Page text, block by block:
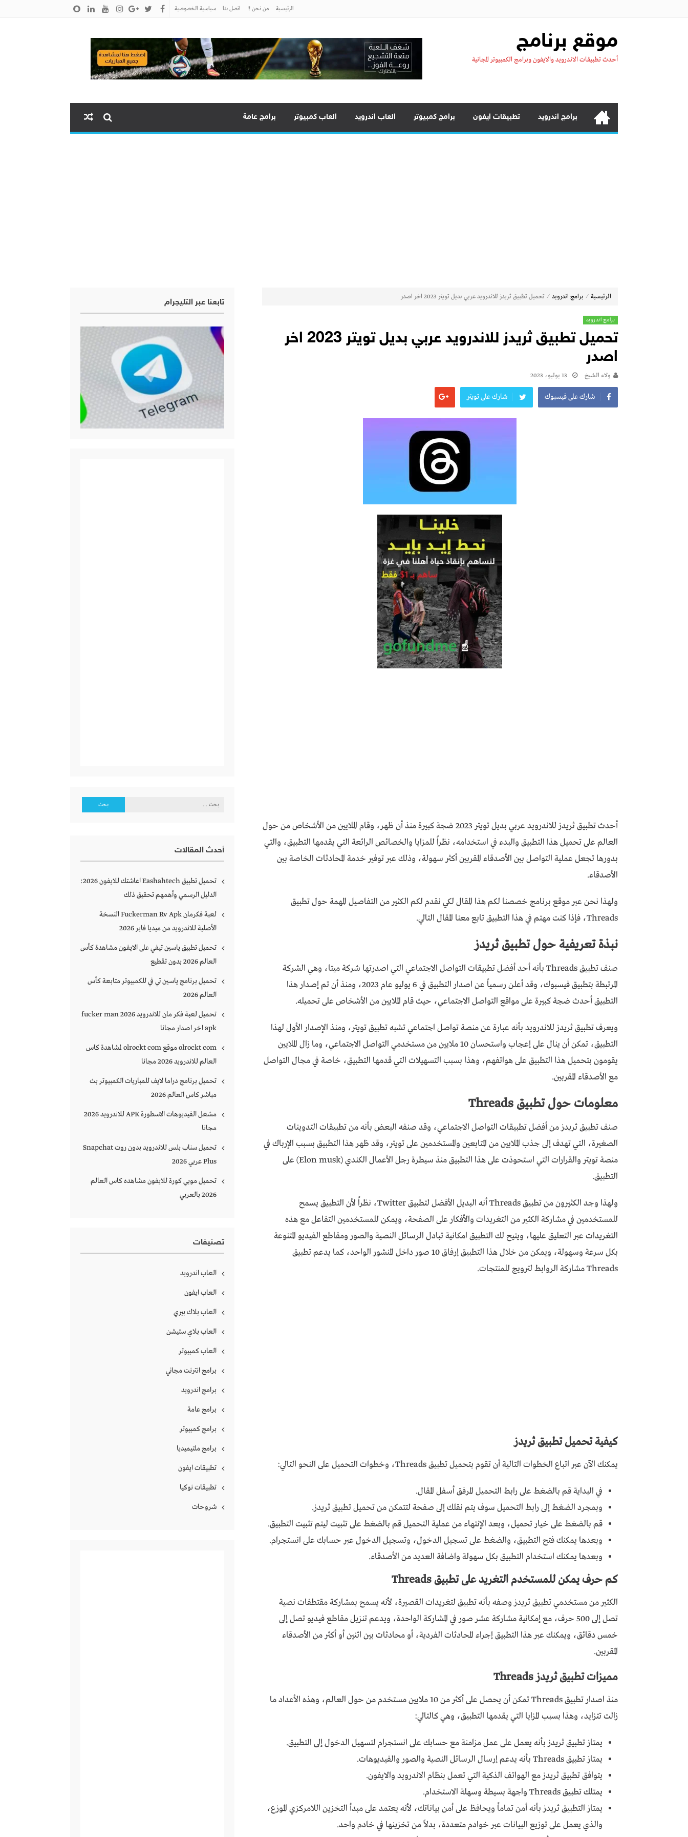
الرئيسية من نحن !! اتصل بنا سياسية الخصوصية
موقع برنامج
أحدث تطبيقات الاندرويد والايفون وبرامج الكمبيوتر المجانية
برامج اندرويد تطبيقات ايفون برامج كمبيوتر العاب اندرويد العاب كمبيوتر برامج عامة
الرئيسية ⁄ برامج اندرويد ⁄ تحميل تطبيق ثريدز للاندرويد عربي بديل تويتر 2023 اخر اصدر
برامج اندرويد
تحميل تطبيق ثريدز للاندرويد عربي بديل تويتر 2023 اخر
اصدر
ولاء الشيخ 13 يوليو، 2023
شارك على فيسبوك شارك على تويتر
أحدث تطبيق ثريدز للاندرويد عربي بديل تويتر 2023 ضجة كبيرة منذ أن ظهر، وقام الملايين من الأشخاص من حول
العالم على تحميل هذا التطبيق والبدء في استخدامه، نظراً للمزايا والخصائص الرائعة التي يقدمها التطبيق، والتي
بدورها تجعل عملية التواصل بين الأصدقاء المقربين أكثر سهولة، وذلك عبر توفير خدمة المحادثات الخاصة بين
الأصدقاء.
ولهذا نحن عبر موقع برنامج خصصنا لكم هذا المقال لكي نقدم لكم الكثير من التفاصيل المهمة حول تطبيق
Threads، فإذا كنت مهتم في هذا التطبيق تابع معنا المقال التالي.
نبذة تعريفية حول تطبيق ثريدز
صنف تطبيق Threads بأنه أحد أفضل تطبيقات التواصل الاجتماعي التي اصدرتها شركة ميتا، وهي الشركة
المرتبطة بتطبيق فيسبوك، وقد أعلن رسمياً عن اصدار التطبيق في 6 يوليو عام 2023، ومنذ أن تم إصدار هذا
التطبيق أحدث ضجة كبيرة على مواقع التواصل الاجتماعي، حيث قام الملايين من الأشخاص على تحميله.
ويعرف تطبيق ثريدز للاندرويد بأنه عبارة عن منصة تواصل اجتماعي تشبه تطبيق تويتر، ومنذ الإصدار الأول لهذا
التطبيق، تمكن أن ينال على إعجاب واستحسان 10 ملايين من مستخدمي التواصل الاجتماعي، وما زال الملايين
يقومون بتحميل هذا التطبيق على هواتفهم، وهذا بسبب التسهيلات التي قدمها التطبيق، خاصة في مجال التواصل
مع الأصدقاء المقربين.
معلومات حول تطبيق Threads
صنف تطبيق ثريدز من أفضل تطبيقات التواصل الاجتماعي، وقد صنفه البعض بأنه من تطبيقات التدوينات
الصغيرة، التي تهدف إلى جذب الملايين من المتابعين والمستخدمين على تويتر، وقد ظهر هذا التطبيق بسبب الإرباك في
منصة تويتر والقرارات التي استحوذت على هذا التطبيق منذ سيطرة رجل الأعمال الكندي (Elon musk) على
التطبيق.
ولهذا وجد الكثيرون من تطبيق Threads أنه البديل الأفضل لتطبيق Twitter، نظراً لأن التطبيق يسمح
للمستخدمين في مشاركة الكثير من التغريدات والأفكار على الصفحة، ويمكن للمستخدمين التفاعل مع هذه
التغريدات عبر التعليق عليها، ويتيح لك التطبيق امكانية تبادل الرسائل النصية والصور ومقاطع الفيديو المتنوعة
بكل سرعة وسهولة، ويمكن من خلال هذا التطبيق إرفاق 10 صور داخل المنشور الواحد، كما يدعم تطبيق
Threads مشاركة الروابط لترويج للمنتجات.
كيفية تحميل تطبيق ثريدز
يمكنك الآن عبر اتباع الخطوات التالية أن تقوم بتحميل تطبيق Threads، وخطوات التحميل على النحو التالي:
في البداية قم بالضغط على رابط التحميل المرفق أسفل المقال.
وبمجرد الضغط إلى رابط التحميل سوف يتم نقلك إلى صفحة لتتمكن من تحميل تطبيق ثريدز.
قم بالضغط على خيار تحميل، وبعد الإنتهاء من عملية التحميل قم بالضغط على تثبيت ليتم تثبيت التطبيق.
وبعدها يمكنك فتح التطبيق، والضغط على تسجيل الدخول، وتسجيل الدخول عبر حسابك على انستجرام.
وبعدها يمكنك استخدام التطبيق بكل سهولة واضافة العديد من الأصدقاء.
كم حرف يمكن للمستخدم التغريد على تطبيق Threads
الكثير من مستخدمي تطبيق ثريدز وصفه بأنه تطبيق لتغريدات القصيرة، لأنه يسمح بمشاركة مقتطفات نصية
تصل إلى 500 حرف، مع إمكانية مشاركة عشر صور في المشاركة الواحدة، ويدعم تنزيل مقاطع فيديو تصل إلى
خمس دقائق، ويمكنك عبر هذا التطبيق إجراء المحادثات الفردية، أو محادثات بين اثنين أو أكثر من الأصدقاء
المقربين.
مميزات تطبيق ثريدز Threads
منذ اصدار تطبيق Threads تمكن أن يحصل على أكثر من 10 ملايين مستخدم من حول العالم، وهذه الأعداد ما
زالت تتزايد، وهذا بسبب المزايا التي يقدمها التطبيق، وهي كالتالي:
يمتاز تطبيق ثريدز بأنه يعمل على عمل مزامنة مع حسابك على انستجرام لتسهيل الدخول إلى التطبيق.
يمتاز تطبيق Threads بأنه يدعم إرسال الرسائل النصية والصور والفيديوهات.
يتوافق تطبيق ثريدز مع الهواتف الذكية التي تعمل بنظام الاندرويد والايفون.
يمتلك تطبيق Threads واجهة بسيطة وسهلة الاستخدام.
يمتاز التطبيق ثريدز بأنه أمن تماماً ويحافظ على أمن بياناتك، لأنه يعتمد على مبدأ التخزين اللامركزي الموزع،
والذي يعمل على توزيع البيانات عبر خوادم متعددة، بدلاً من تخزينها في خادم واحد.
تابعنا عبر التليجرام
البحث
أحدث المقالات
تحميل تطبيق Eashahtech اعاشتك للايفون 2026:
الدليل الرسمي وأهمهم تحقيق ذلك
لعبة فكرمان Fuckerman Rv Apk النسخة
الأصلية للاندرويد من ميديا فاير 2026
تحميل تطبيق ياسين تيفي على الايفون مشاهدة كأس
العالم 2026 بدون تقطيع
تحميل برنامج ياسين تي في للكمبيوتر متابعة كأس
العالم 2026
تحميل لعبة فكر مان للاندرويد 2026 fucker man
apk اخر اصدار مجانا
olrockt com موقع olrockt com لمشاهدة كاس
العالم للاندرويد 2026 مجانا
تحميل برنامج دراما لايف للمباريات الكمبيوتر بث
مباشر كاس العالم 2026
مشغل الفيديوهات الاسطورة APK للاندرويد 2026
مجانا
تحميل سناب بلس للاندرويد بدون روت Snapchat
Plus‏ عربي 2026
تحميل موبي كورة للايفون مشاهده كاس العالم
2026 بالعربي
تصنيفات
العاب اندرويد
العاب ايفون
العاب بلاك بيري
العاب بلاي ستيشن
العاب كمبيوتر
برامج انترنت مجاني
برامج اندرويد
برامج عامة
برامج كمبيوتر
برامج ملتيميديا
تطبيقات ايفون
تطبيقات نوكيا
شروحات